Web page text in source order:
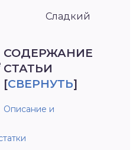
Сладкий
СОДЕРЖАНИЕ
СТАТЬИ
[СВЕРНУТЬ]
Описание и